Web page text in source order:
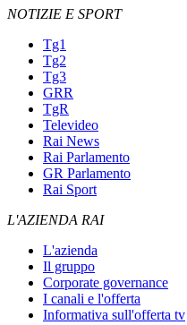
NOTIZIE E SPORT
Tg1
Tg2
Tg3
GRR
TgR
Televideo
Rai News
Rai Parlamento
GR Parlamento
Rai Sport
L'AZIENDA RAI
L'azienda
Il gruppo
Corporate governance
I canali e l'offerta
Informativa sull'offerta tv